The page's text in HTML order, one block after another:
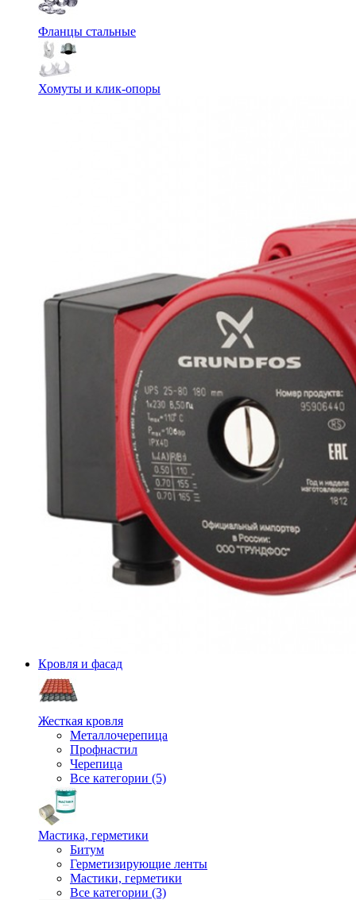
Фланцы стальные
Хомуты и клик-опоры
Кровля и фасад
Жесткая кровля
Металлочерепица
Профнастил
Черепица
Все категории (5)
Мастика, герметики
Битум
Герметизирующие ленты
Мастики, герметики
Все категории (3)